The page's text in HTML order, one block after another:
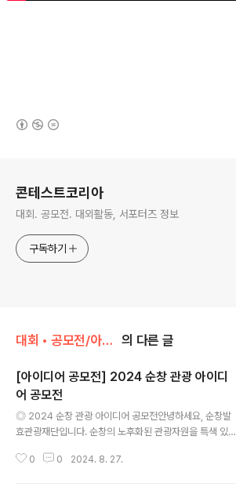
콘테스트코리아
대회. 공모전. 대외활동, 서포터즈 정보
구독하기
대회 • 공모전/아이디어 • 제안 의 다른 글
[아이디어 공모전] 2024 순창 관광 아이디
어 공모전
◎ 2024 순창 관광 아이디어 공모전안녕하세요, 순창발
효관광재단입니다. 순창의 노후화된 관광자원을 특색 있는
를 발굴하여 지역 관광 경쟁력을 강화하고자 합니다. ◎ 공
0 0 2024. 8. 27.